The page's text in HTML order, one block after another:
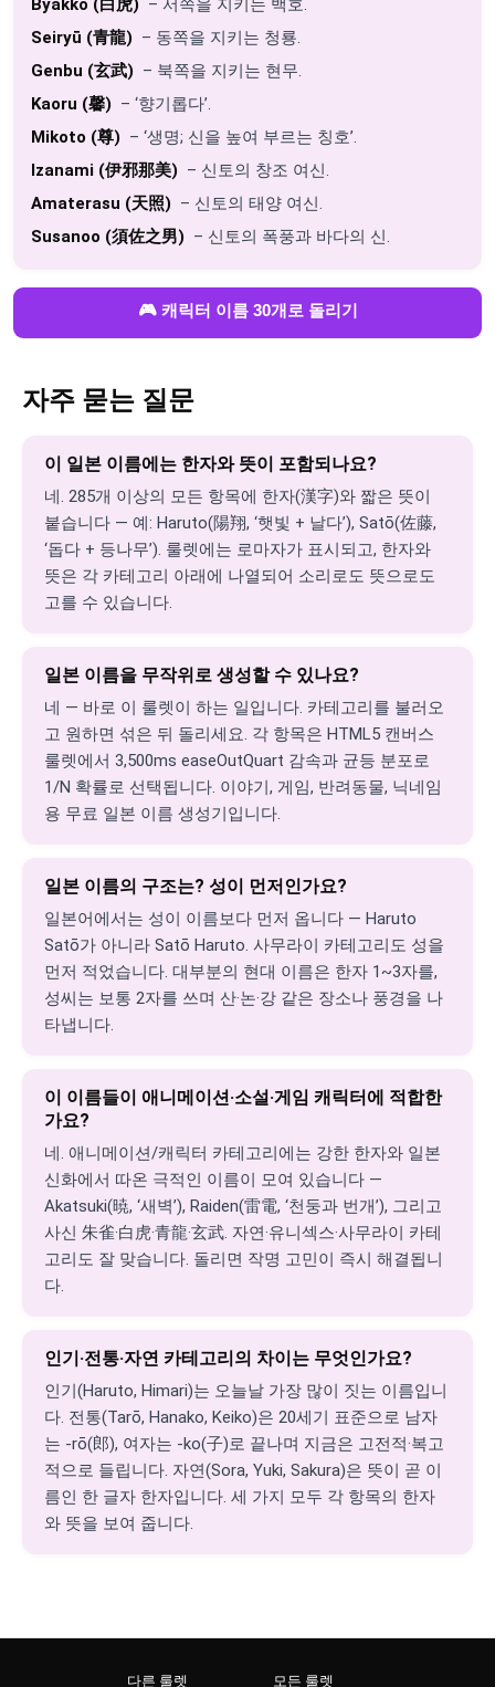
Seiryū (青龍) – 동쪽을 지키는 청룡.
Genbu (玄武) – 북쪽을 지키는 현무.
Kaoru (馨) – ‘향기롭다’.
Mikoto (尊) – ‘생명; 신을 높여 부르는 칭호’.
Izanami (伊邪那美) – 신토의 창조 여신.
Amaterasu (天照) – 신토의 태양 여신.
Susanoo (須佐之男) – 신토의 폭풍과 바다의 신.
🎮 캐릭터 이름 30개로 돌리기
자주 묻는 질문
이 일본 이름에는 한자와 뜻이 포함되나요?
네. 285개 이상의 모든 항목에 한자(漢字)와 짧은 뜻이
붙습니다 — 예: Haruto(陽翔, ‘햇빛 + 날다’), Satō(佐藤,
‘돕다 + 등나무’). 룰렛에는 로마자가 표시되고, 한자와
뜻은 각 카테고리 아래에 나열되어 소리로도 뜻으로도
고를 수 있습니다.
일본 이름을 무작위로 생성할 수 있나요?
네 — 바로 이 룰렛이 하는 일입니다. 카테고리를 불러오
고 원하면 섞은 뒤 돌리세요. 각 항목은 HTML5 캔버스
룰렛에서 3,500ms easeOutQuart 감속과 균등 분포로
1/N 확률로 선택됩니다. 이야기, 게임, 반려동물, 닉네임
용 무료 일본 이름 생성기입니다.
일본 이름의 구조는? 성이 먼저인가요?
일본어에서는 성이 이름보다 먼저 옵니다 — Haruto
Satō가 아니라 Satō Haruto. 사무라이 카테고리도 성을
먼저 적었습니다. 대부분의 현대 이름은 한자 1~3자를,
성씨는 보통 2자를 쓰며 산·논·강 같은 장소나 풍경을 나
타냅니다.
이 이름들이 애니메이션·소설·게임 캐릭터에 적합한
가요?
네. 애니메이션/캐릭터 카테고리에는 강한 한자와 일본
신화에서 따온 극적인 이름이 모여 있습니다 —
Akatsuki(暁, ‘새벽’), Raiden(雷電, ‘천둥과 번개’), 그리고
사신 朱雀·白虎·青龍·玄武. 자연·유니섹스·사무라이 카테
고리도 잘 맞습니다. 돌리면 작명 고민이 즉시 해결됩니
다.
인기·전통·자연 카테고리의 차이는 무엇인가요?
인기(Haruto, Himari)는 오늘날 가장 많이 짓는 이름입니
다. 전통(Tarō, Hanako, Keiko)은 20세기 표준으로 남자
는 -rō(郎), 여자는 -ko(子)로 끝나며 지금은 고전적·복고
적으로 들립니다. 자연(Sora, Yuki, Sakura)은 뜻이 곧 이
름인 한 글자 한자입니다. 세 가지 모두 각 항목의 한자
와 뜻을 보여 줍니다.
다른 룰렛 모든 룰렛